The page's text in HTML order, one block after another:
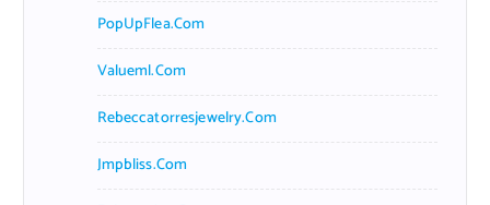
PopUpFlea.com
Valueml.com
Rebeccatorresjewelry.com
Jmpbliss.com